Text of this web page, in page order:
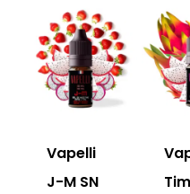
Vapelli
J-M SN